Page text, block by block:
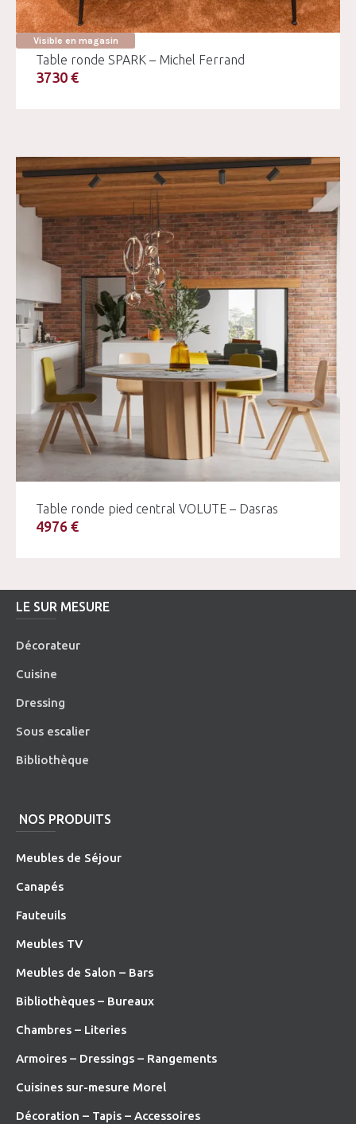
Visible en magasin
Table ronde SPARK – Michel Ferrand
3730 €
Table ronde pied central VOLUTE – Dasras
4976 €
LE SUR MESURE
Décorateur
Cuisine
Dressing
Sous escalier
Bibliothèque
NOS PRODUITS
Meubles de Séjour
Canapés
Fauteuils
Meubles TV
Meubles de Salon – Bars
Bibliothèques – Bureaux
Chambres – Literies
Armoires – Dressings – Rangements
Cuisines sur-mesure Morel
Décoration – Tapis – Accessoires